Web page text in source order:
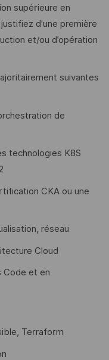
supérieure en
d'une première
et/ou d’opération
suivantes
de
technologies K8S
CKA ou une
réseau
Cloud
Code et en
Terraform